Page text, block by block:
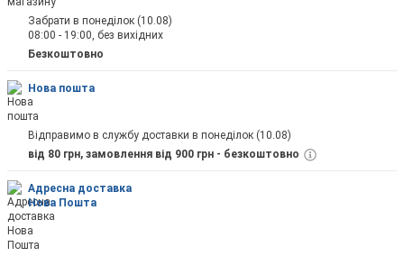
Забрати в понеділок (10.08)
08:00 - 19:00, без вихідних
Безкоштовно
Нова пошта
Відправимо в службу доставки в понеділок (10.08)
від 80 грн, замовлення від 900 грн - безкоштовно
Адресна доставка
Нова Пошта